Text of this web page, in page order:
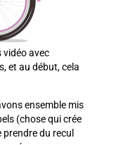
vidéo avec
et au début, cela
ensemble mis
(chose qui crée
du recul